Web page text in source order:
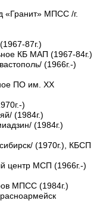
МПСС /г.
87г.)
КБ МАП (1967-84г.)
(1966г.-)
ПО им. ХХ
)
(1984г.)
(1984г.)
(1970г.), КБСП
центр МСП (1966г.-)
МПСС (1984г.)